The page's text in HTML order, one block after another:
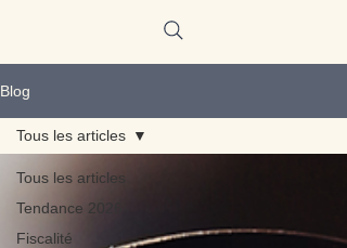
Blog
Tous les articles
Tendance 2026
Fiscalité
Tous les articles